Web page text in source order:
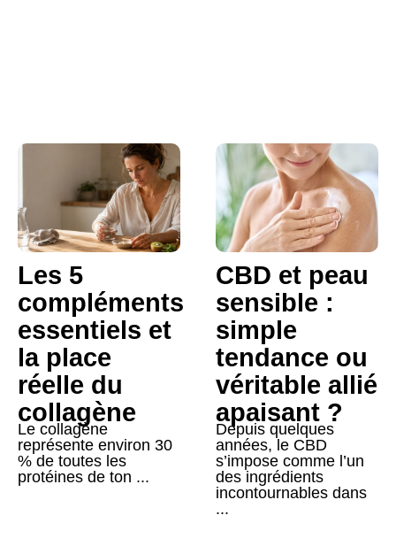
Les 5
compléments
essentiels et
la place
réelle du
collagène
Le collagène
représente environ 30
% de toutes les
protéines de ton ...
CBD et peau
sensible :
simple
tendance ou
véritable allié
apaisant ?
Depuis quelques
années, le CBD
s’impose comme l’un
des ingrédients
incontournables dans
...